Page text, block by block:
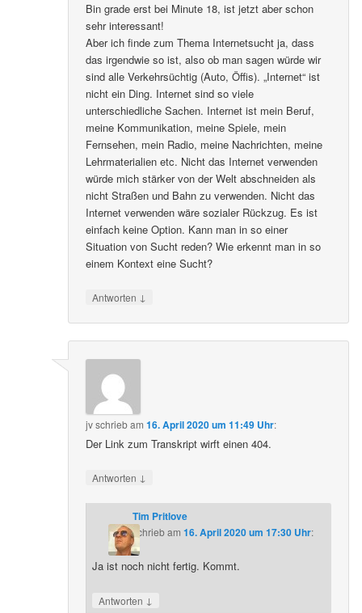
Bin grade erst bei Minute 18, ist jetzt aber schon
sehr interessant!
Aber ich finde zum Thema Internetsucht ja, dass
das irgendwie so ist, also ob man sagen würde wir
sind alle Verkehrsüchtig (Auto, Öffis). „Internet“ ist
nicht ein Ding. Internet sind so viele
unterschiedliche Sachen. Internet ist mein Beruf,
meine Kommunikation, meine Spiele, mein
Fernsehen, mein Radio, meine Nachrichten, meine
Lehrmaterialien etc. Nicht das Internet verwenden
würde mich stärker von der Welt abschneiden als
nicht Straßen und Bahn zu verwenden. Nicht das
Internet verwenden wäre sozialer Rückzug. Es ist
einfach keine Option. Kann man in so einer
Situation von Sucht reden? Wie erkennt man in so
einem Kontext eine Sucht?
Antworten ↓
jvschriebam16. April 2020 um 11:49 Uhr:
Der Link zum Transkript wirft einen 404.
Antworten ↓
Tim Pritlove
schriebam 16. April 2020 um 17:30 Uhr:
Ja ist noch nicht fertig. Kommt.
Antworten ↓